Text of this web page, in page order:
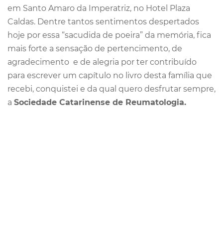
em Santo Amaro da Imperatriz, no Hotel Plaza
Caldas. Dentre tantos sentimentos despertados
hoje por essa “sacudida de poeira” da memória, fica
mais forte a sensação de pertencimento, de
agradecimento e de alegria por ter contribuído
para escrever um capítulo no livro desta família que
recebi, conquistei e da qual quero desfrutar sempre,
a Sociedade Catarinense de Reumatologia.